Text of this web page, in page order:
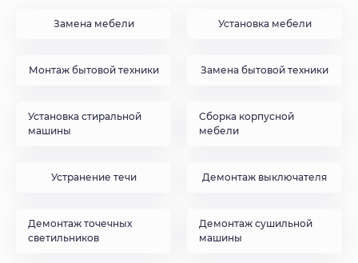
Замена мебели Установка мебели
Монтаж бытовой техники Замена бытовой техники
Установка стиральной
машины
Сборка корпусной
мебели
Устранение течи Демонтаж выключателя
Демонтаж точечных
светильников
Демонтаж сушильной
машины